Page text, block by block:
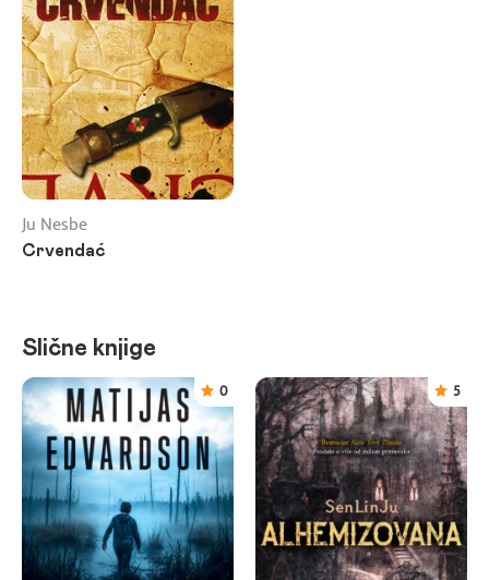
Ju Nesbe
Crvendać
Slične knjige
0
5